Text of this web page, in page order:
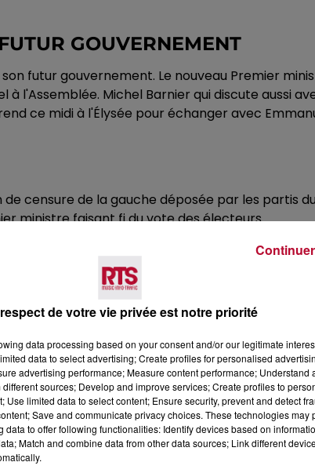
GOUVERNEMENT
futur gouvernement. Le nouveau Premier
l'Assemblée. Michel Barnier qui discute aussi
ce midi à l'Élysée pour échanger avec
censure de la gauche déposée par les partis
ministre faisant fi du vote des électeurs.
une motion de censure dans l'immédiat.
au premier ministre d'agir pour répondre
d'Emmanuel Macron salue un homme
le choix de Michel Barnier s'est fait au mépris
du Sarkozysme. Elle votera la censure et
de votre vie privée est notre priorité
data processing based on your consent and/or our legitimate
data to select advertising; Create profiles for personalised
advertising performance; Measure content performance; Understand
sources; Develop and improve services; Create profiles to
limited data to select content; Ensure security, prevent and detect
Save and communicate privacy choices. These technologies may
data to offer following functionalities: Identify devices based on
Match and combine data from other data sources; Link different